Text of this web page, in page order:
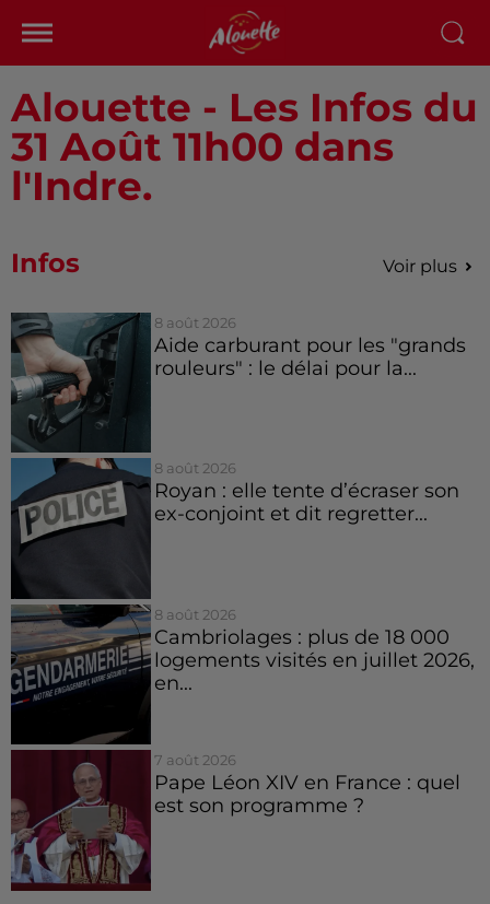
Alouette - Les Infos du
31 Août 11h00 dans
l'Indre.
Infos Voir plus
8 août 2026
Aide carburant pour les "grands
rouleurs" : le délai pour la...
8 août 2026
Royan : elle tente d’écraser son
ex-conjoint et dit regretter...
8 août 2026
Cambriolages : plus de 18 000
logements visités en juillet 2026,
en...
7 août 2026
Pape Léon XIV en France : quel
est son programme ?